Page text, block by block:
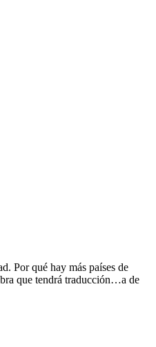
Por qué hay más países de
que tendrá traducción…a de